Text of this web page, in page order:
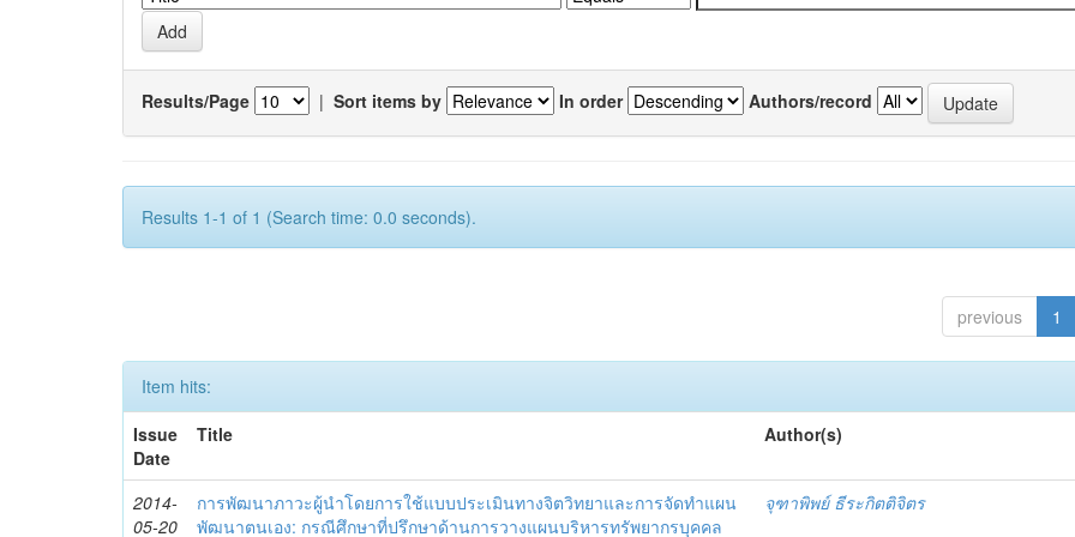
Results/Page | Sort items by In order Authors/record
Results 1-1 of 1 (Search time: 0.0 seconds).
previous 1
Item hits:
Issue
Date
Title Author(s)
2014-
05-20
การพัฒนาภาวะผู้นำโดยการใช้แบบประเมินทางจิตวิทยาและการจัดทำแผน
พัฒนาตนเอง: กรณีศึกษาที่ปรึกษาด้านการวางแผนบริหารทรัพยากรบุคคล
จุฑาพิพย์ ธีระกิตติจิตร